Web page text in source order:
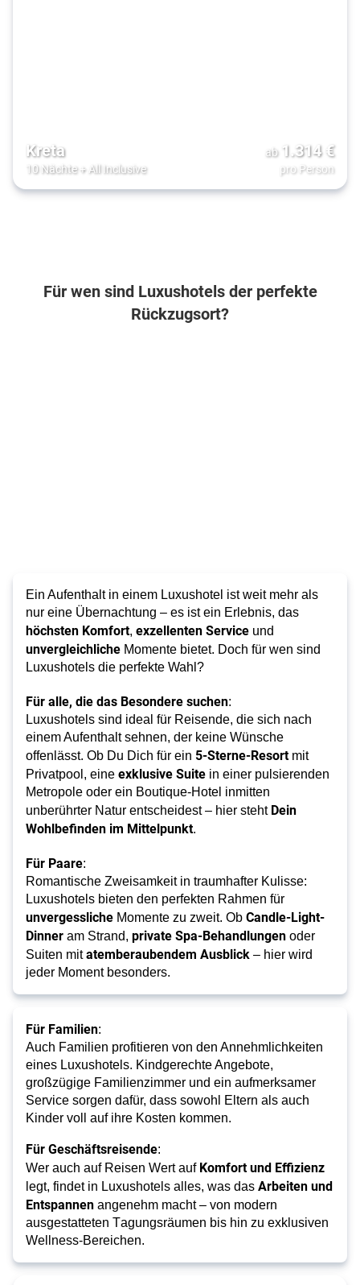
Kreta
10 Nächte+ All Inclusive
ab 1.314€
pro Person
Für wen sind Luxushotels der perfekte
Rückzugsort?
Ein Aufenthalt in einem Luxushotel ist weit mehr als
nur eine Übernachtung – es ist ein Erlebnis, das
höchsten Komfort, exzellenten Service und
unvergleichliche Momente bietet. Doch für wen sind
Luxushotels die perfekte Wahl?
Für alle, die das Besondere suchen:
Luxushotels sind ideal für Reisende, die sich nach
einem Aufenthalt sehnen, der keine Wünsche
offenlässt. Ob Du Dich für ein 5-Sterne-Resortmit
Privatpool, eine exklusive Suite in einer pulsierenden
Metropole oder ein Boutique-Hotel inmitten
unberührter Natur entscheidest – hier steht Dein
Wohlbefinden im Mittelpunkt.
Für Paare:
Romantische Zweisamkeit in traumhafter Kulisse:
Luxushotels bieten den perfekten Rahmen für
unvergessliche Momente zu zweit. Ob Candle-Light-
Dinner am Strand, private Spa-Behandlungen oder
Suiten mitatemberaubendem Ausblick – hier wird
jeder Moment besonders.
Für Familien:
Auch Familien profitieren von den Annehmlichkeiten
eines Luxushotels. Kindgerechte Angebote,
großzügige Familienzimmer und ein aufmerksamer
Service sorgen dafür, dass sowohl Eltern als auch
Kinder voll auf ihre Kosten kommen.
Für Geschäftsreisende:
Wer auch auf Reisen Wert auf Komfort und Effizienz
legt, findet in Luxushotels alles, was das Arbeiten und
Entspannen angenehm macht – von modern
ausgestatteten Tagungsräumen bis hin zu exklusiven
Wellness-Bereichen.